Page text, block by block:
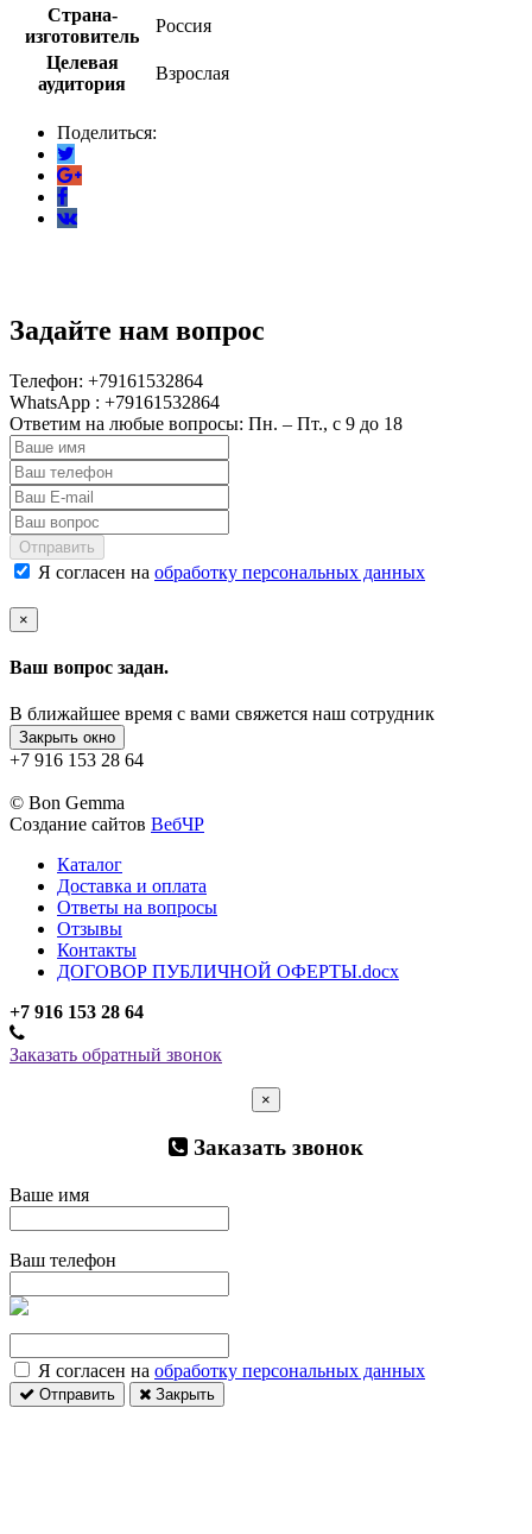
Страна-
изготовитель
Россия
Целевая
аудитория
Взрослая
Поделиться:
Задайте нам вопрос
Телефон: +79161532864
WhatsApp : +79161532864
Ответим на любые вопросы: Пн. – Пт., с 9 до 18
Отправить
Я согласен на обработку персональных данных
×
Ваш вопрос задан.
В ближайшее время с вами свяжется наш сотрудник
Закрыть окно
+7 916 153 28 64
© Bon Gemma
Создание сайтов ВебЧР
Каталог
Доставка и оплата
Ответы на вопросы
Отзывы
Контакты
ДОГОВОР ПУБЛИЧНОЙ ОФЕРТЫ.docx
+7 916 153 28 64
Заказать обратный звонок
×
Заказать звонок
Ваше имя
Ваш телефон
Я согласен на обработку персональных данных
Отправить Закрыть